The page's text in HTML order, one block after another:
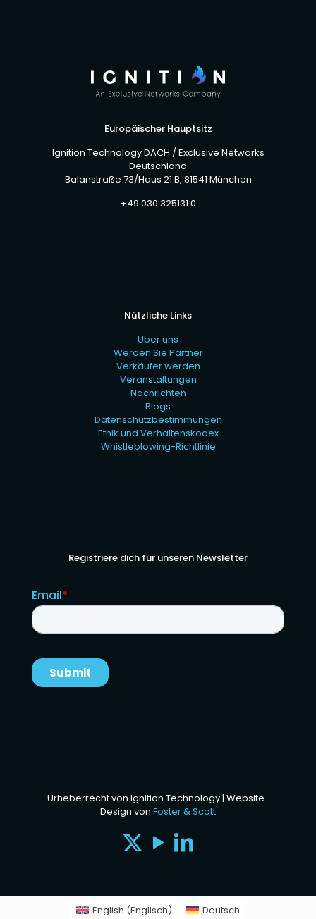
Europäischer Hauptsitz
Ignition Technology DACH / Exclusive Networks
Deutschland
Balanstraße 73/Haus 21 B, 81541 München
+49 030 325131 0
Nützliche Links
Uber uns
Werden Sie Partner
Verkäufer werden
Veranstaltungen
Nachrichten
Blogs
Datenschutzbestimmungen
Ethik und Verhaltenskodex
Whistleblowing-Richtlinie
Registriere dich für unseren Newsletter
Urheberrecht von Ignition Technology | Website-
Design von Foster & Scott
English (Englisch) Deutsch